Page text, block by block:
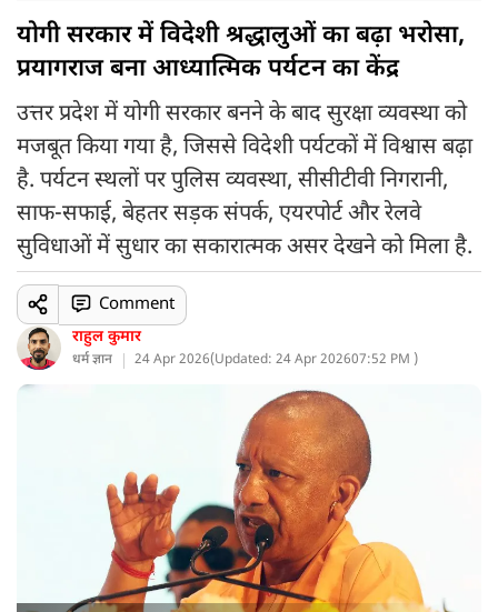
योगी सरकार में विदेशी श्रद्धालुओं का बढ़ा भरोसा,
प्रयागराज बना आध्यात्मिक पर्यटन का केंद्र
उत्तर प्रदेश में योगी सरकार बनने के बाद सुरक्षा व्यवस्था को
मजबूत किया गया है, जिससे विदेशी पर्यटकों में विश्वास बढ़ा
है. पर्यटन स्थलों पर पुलिस व्यवस्था, सीसीटीवी निगरानी,
साफ-सफाई, बेहतर सड़क संपर्क, एयरपोर्ट और रेलवे
सुविधाओं में सुधार का सकारात्मक असर देखने को मिला है.
राहुल कुमार
धर्म ज्ञान 24 Apr 2026(Updated: 24 Apr 202607:52 PM )
Comment